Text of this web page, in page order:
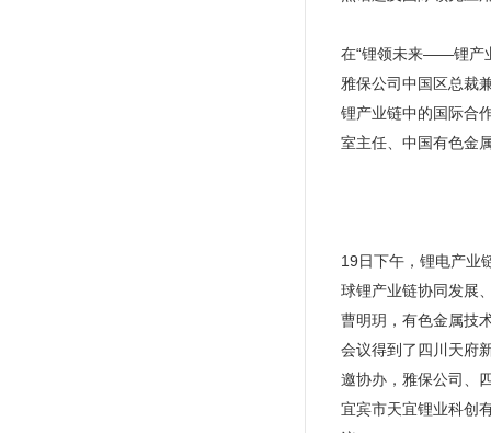
在“锂领未来——锂产
雅保公司中国区总裁
锂产业链中的国际合
室主任、中国有色金
19日下午，锂电产业
球锂产业链协同发展
曹明玥，有色金属技
会议得到了四川天府
邀协办，雅保公司、
宜宾市天宜锂业科创